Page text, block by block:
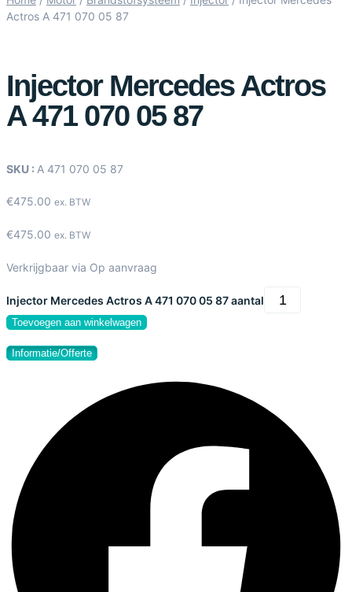
Actros A 471 070 05 87
Injector Mercedes Actros
A 471 070 05 87
SKU : A 471 070 05 87
€475.00 ex. BTW
€475.00 ex. BTW
Verkrijgbaar via Op aanvraag
Injector Mercedes Actros A 471 070 05 87 aantal
Toevoegen aan winkelwagen
Informatie/Offerte